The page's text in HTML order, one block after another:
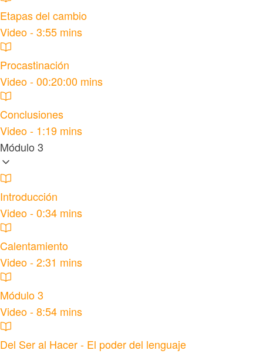
Etapas del cambio
Video - 3:55 mins
Procastinación
Video - 00:20:00 mins
Conclusiones
Video - 1:19 mins
Módulo 3
Introducción
Video - 0:34 mins
Calentamiento
Video - 2:31 mins
Módulo 3
Video - 8:54 mins
Del Ser al Hacer - El poder del lenguaje